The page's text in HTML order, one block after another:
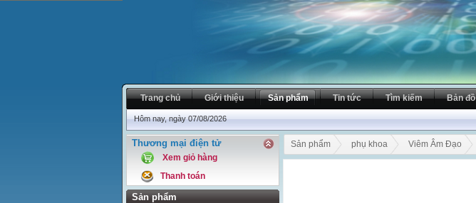
Trang chủ Giới thiệu Sản phẩm Tin tức Tìm kiếm Bản đồ
Hôm nay, ngày 07/08/2026
Thương mại điện tử
Xem giỏ hàng
Thanh toán
Sản phẩm
Sản phẩm phụ khoa Viêm Âm Đạo